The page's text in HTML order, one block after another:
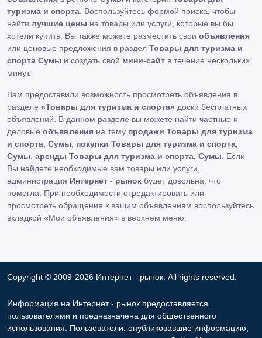
туризма и спорта . Воспользуйтесь формой поиска, чтобы
найти лучшие цены на товары или услуги, которые вы бы
хотели купить. Вы также можете разместить свои объявления
или ценовые предложения в раздел Товары для туризма и
спорта Сумы и создать свой мини-сайт в течение нескольких
минут.
Вам предоставили возможность просмотреть объявления в
разделе «Товары для туризма и спорта» доски бесплатных
объявлений. В данном разделе вы можете найти частные и
деловые объявления на тему продажи Товары для туризма
и спорта, Сумы
покупки Товары для туризма и спорта,
Сумы аренды Товары для туризма и спорта, Сумы . Если
Вы найдете необходимые вам товары или услуги,
администрация Интернет - рынок будет довольна, что
помогла. При необходимости отредактировать или
просмотреть обращения к вашим объявлениям воспользуйтесь
вкладкой «Мои объявления» в верхнем меню.
Copyright © 2009-2026 Интернет - рынок. All rights reserved.
Информация на Интернет - рынок предоставляется
пользователями и предназначена для общественного
использования. Пользователи, опубликовавшие информацию,